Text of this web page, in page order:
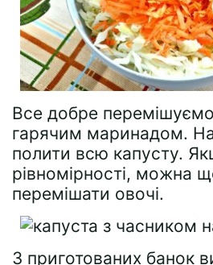
Все добре
гарячим маринадом.
полити всю капусту.
рівномірності, можна
перемішати овочі.
З приготованих банок